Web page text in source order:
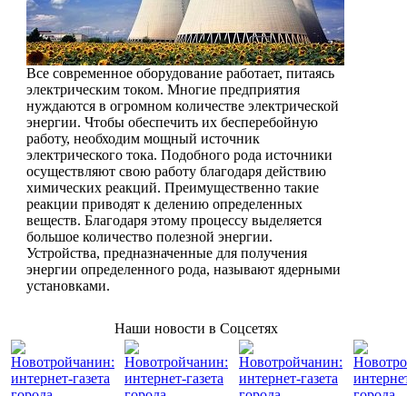
Все современное оборудование работает, питаясь
электрическим током. Многие предприятия
нуждаются в огромном количестве электрической
энергии. Чтобы обеспечить их бесперебойную
работу, необходим мощный источник
электрического тока. Подобного рода источники
осуществляют свою работу благодаря действию
химических реакций. Преимущественно такие
реакции приводят к делению определенных
веществ. Благодаря этому процессу выделяется
большое количество полезной энергии.
Устройства, предназначенные для получения
энергии определенного рода, называют ядерными
установками.
Наши новости в Соцсетях